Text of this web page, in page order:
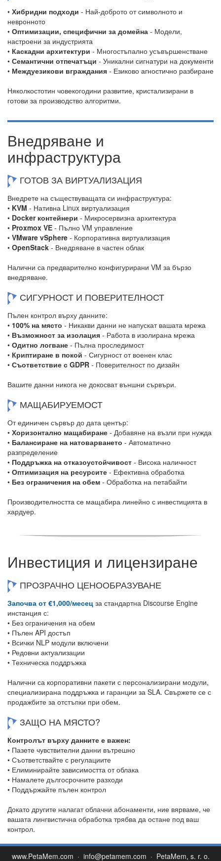
• Хибридни подходи - Най-доброто от символното и
невронното
• Оптимизации, специфични за домейна - Модели,
настроени за индустрията
• Каскадни архитектури - Многостъпално усъвършенстване
• Семантични отпечатъци - Уникални сигнатури на документи
• Междуезикови вграждания - Езиково агностично разбиране
Няколкостотин човекогодини развитие, кристализирани в
готови за производство алгоритми.
Внедряване и
инфраструктура
ГОТОВ ЗА ВИРТУАЛИЗАЦИЯ
Внедрете на съществуващата си инфраструктура:
• KVM - Нативна Linux виртуализация
• Docker контейнери - Микросервизна архитектура
• Proxmox VE - Пълно VM управление
• VMware vSphere - Корпоративна виртуализация
• OpenStack - Внедряване в частен облак
Налични са предварително конфигурирани VM за бързо
внедряване.
СИГУРНОСТ И ПОВЕРИТЕЛНОСТ
Пълен контрол върху данните:
• 100% на място - Никакви данни не напускат вашата мрежа
• Възможност за изолация - Работа в изолирана мрежа
• Одитно логване - Пълна проследимост
• Криптиране в покой - Сигурност от военен клас
• Съответствие с GDPR - Поверителност по дизайн
Вашите данни никога не докосват външни сървъри.
МАЩАБИРУЕМОСТ
От единичен сървър до дата център:
• Хоризонтално мащабиране - Добавяне на възли при нужда
• Балансиране на натоварването - Автоматично
разпределение
• Поддръжка на отказоустойчивост - Висока наличност
• Оптимизация на ресурсите - Ефективна обработка
• Без ограничения на обем - Обработка на петабайти
Производителността се мащабира линейно с инвестицията в
хардуер.
Инвестиция и лицензиране
ПРОЗРАЧНО ЦЕНООБРАЗУВАНЕ
Започва от €1,000/месец за стандартна Discourse Engine
инстанция с:
• Без ограничения на обем
• Пълен API достъп
• Всички NLP модули включени
• Редовни актуализации
• Техническа поддръжка
Налични са корпоративни пакети с персонализирани модули,
специализирана поддръжка и гаранции за SLA. Свържете се с
продажбите за отстъпки при обем.
ЗАЩО НА МЯСТО?
Контролът върху данните е важен:
• Пазете чувствителни данни вътрешно
• Съответствайте с регулациите
• Елиминирайте зависимостта от облака
• Намалете дългосрочните разходи
• Поддържайте пълен контрол
Докато другите налагат облачни абонаменти, ние вярваме, че
вашата лингвистична обработка трябва да остане под ваш
контрол.
www.PetaMem.com · info@petamem.com · PetaMem, s. r. o.